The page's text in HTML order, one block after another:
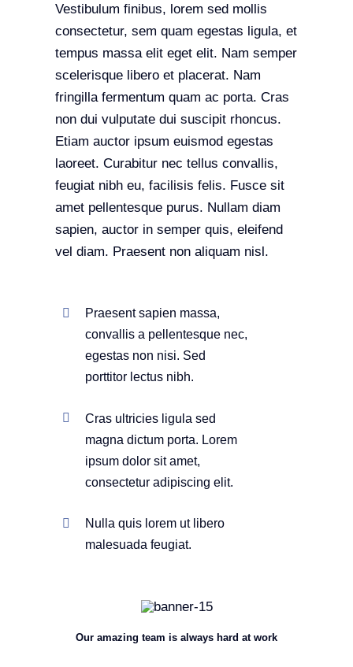
Vestibulum finibus, lorem sed mollis
consectetur, sem quam egestas ligula, et
tempus massa elit eget elit. Nam semper
scelerisque libero et placerat. Nam
fringilla fermentum quam ac porta. Cras
non dui vulputate dui suscipit rhoncus.
Etiam auctor ipsum euismod egestas
laoreet. Curabitur nec tellus convallis,
feugiat nibh eu, facilisis felis. Fusce sit
amet pellentesque purus. Nullam diam
sapien, auctor in semper quis, eleifend
vel diam. Praesent non aliquam nisl.
Praesent sapien massa,
convallis a pellentesque nec,
egestas non nisi. Sed
porttitor lectus nibh.
Cras ultricies ligula sed
magna dictum porta. Lorem
ipsum dolor sit amet,
consectetur adipiscing elit.
Nulla quis lorem ut libero
malesuada feugiat.
Our amazing team is always hard at work